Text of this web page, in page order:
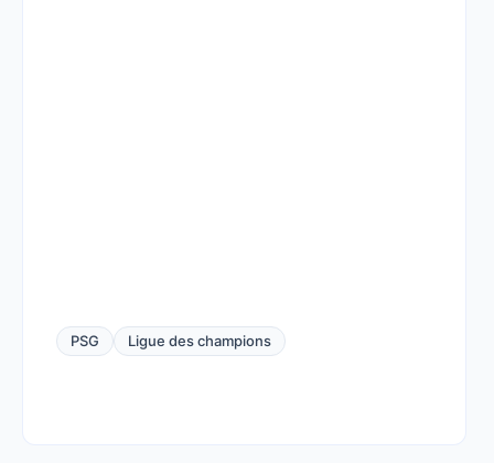
PSG Ligue des champions